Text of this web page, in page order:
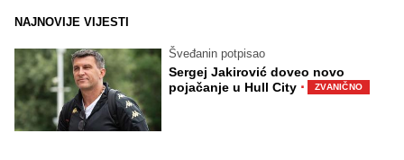
NAJNOVIJE VIJESTI
Šveđanin potpisao
Sergej Jakirović doveo novo
pojačanje u Hull City · ZVANIČNO